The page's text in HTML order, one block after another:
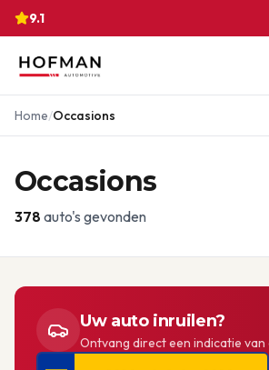
9.1
Home/Occasions
Occasions
378 auto's gevonden
Uw auto inruilen?
Ontvang direct een indicatie